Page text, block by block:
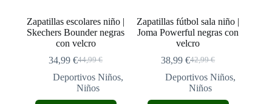
producto
producto
Zapatillas escolares niño |
Skechers Bounder negras
con velcro
44,99€
El
precio
original
34,99€El
precio
actual
Deportivos Niños,
Niños
Zapatillas fútbol sala niño |
Joma Powerful negras con
velcro
42,99€
El
precio
original
38,99€El
precio
actual
Deportivos Niños,
Niños